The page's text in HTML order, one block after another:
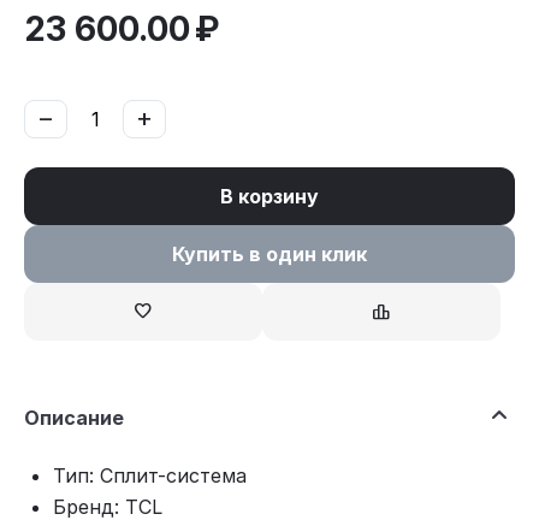
23 600.00₽
+
−
В корзину
Купить в один клик
Описание
Тип: Сплит-система
Бренд: TCL